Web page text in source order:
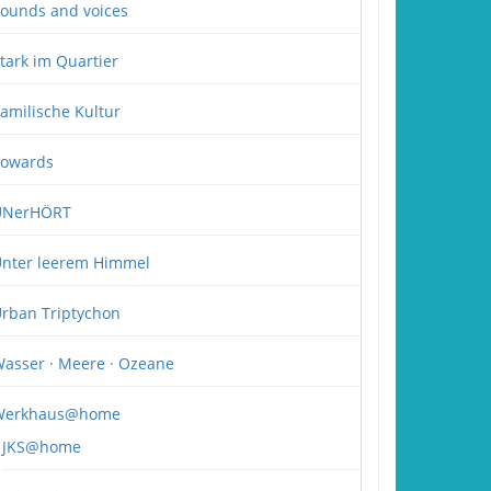
and voices
im Quartier
Kultur
leerem Himmel
Triptychon
· Meere · Ozeane
JKS@home